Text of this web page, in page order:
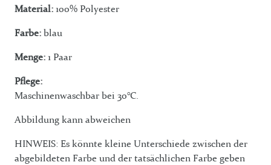
Material: 100% Polyester
Farbe: blau
Menge: 1 Paar
Pflege:
Maschinenwaschbar bei 30°C.
Abbildung kann abweichen
HINWEIS: Es könnte kleine Unterschiede zwischen der
abgebildeten Farbe und der tatsächlichen Farbe geben